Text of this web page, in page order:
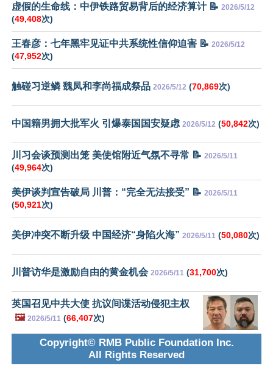
虚假的生命线：中伊铁路贸易背后的经济算计 📝 2026/5/12
(49,408次)
王春彦：七年黑牢见证中共系统性信仰迫害 📝 2026/5/12
(47,952次)
触碰习逆鳞 魏凤和李尚福成祭品 2026/5/12 (70,869次)
中国籍男拥大批军火 引爆泰国国安疑虑 2026/5/12 (50,842次)
川习会谈预测出笼 美使馆附近气氛不寻常 📝 2026/5/11
(49,964次)
美伊谈判宣告破局 川普：“完全无法接受” 📝 2026/5/11
(50,921次)
美伊冲突不断升级 中国经济“身陷火海” 2026/5/11 (50,080次)
川普访华是激励自由的黄金机会 2026/5/11 (31,700次)
英国召见中共大使 抗议间谍活动侵犯主权
🖼️ 2026/5/11 (66,407次)
Copyright© RMB Public Foundation Inc.
All Rights Reserved